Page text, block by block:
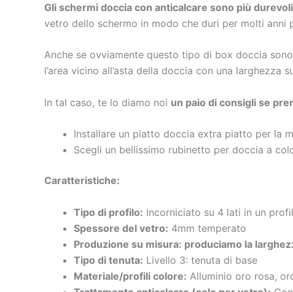
Gli schermi doccia con anticalcare sono più durevoli
vetro dello schermo in modo che duri per molti anni
Anche se ovviamente questo tipo di box doccia
l’area vicino all’asta della doccia con una larghezza
In tal caso, te lo diamo noi un paio di consigli se
Installare un piatto doccia extra piatto per la
Scegli un bellissimo rubinetto per doccia a
Caratteristiche:
Tipo di profilo: Incorniciato su 4 lati in un
Spessore del vetro: 4mm temperato
Produzione su misura: produciamo la
Tipo di tenuta: Livello 3: tenuta di base
Materiale/profili colore: Alluminio oro rosa,